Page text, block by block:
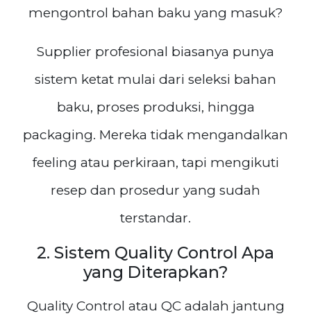
mengontrol bahan baku yang masuk?
Supplier profesional biasanya punya
sistem ketat mulai dari seleksi bahan
baku, proses produksi, hingga
packaging. Mereka tidak mengandalkan
feeling atau perkiraan, tapi mengikuti
resep dan prosedur yang sudah
terstandar.
2. Sistem Quality Control Apa
yang Diterapkan?
Quality Control atau QC adalah jantung